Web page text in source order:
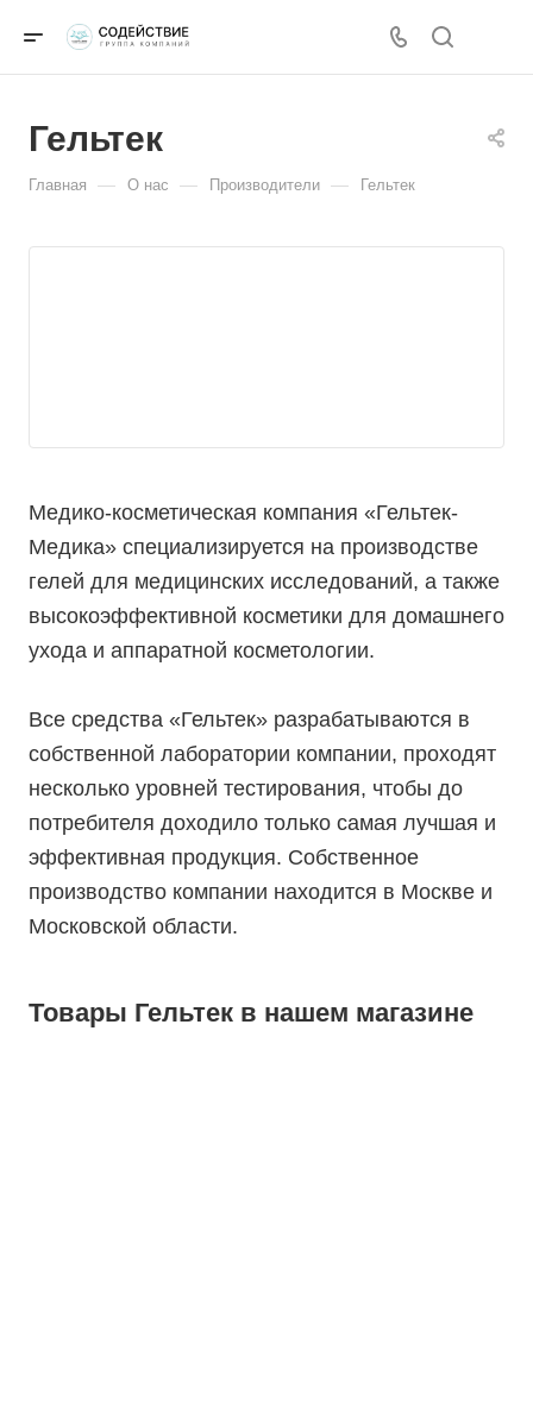
Гельтек
Главная — О нас — Производители — Гельтек
Медико-косметическая компания «Гельтек-
Медика» специализируется на производстве
гелей для медицинских исследований, а также
высокоэффективной косметики для домашнего
ухода и аппаратной косметологии.
Все средства «Гельтек» разрабатываются в
собственной лаборатории компании, проходят
несколько уровней тестирования, чтобы до
потребителя доходило только самая лучшая и
эффективная продукция. Собственное
производство компании находится в Москве и
Московской области.
Товары Гельтек в нашем магазине